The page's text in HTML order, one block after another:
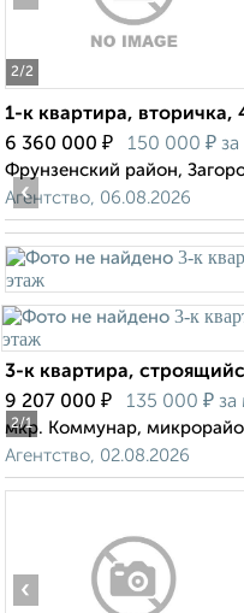
2/2
1-к квартира, вторичка,
6 360 000 ₽ 150 000 ₽ за
Фрунзенский район,
Агентство, 06.08.2026
2/1
‹
3-к квартира,
9 207 000 ₽ 135 000 ₽ за
мкр. Коммунар,
Агентство, 02.08.2026
‹